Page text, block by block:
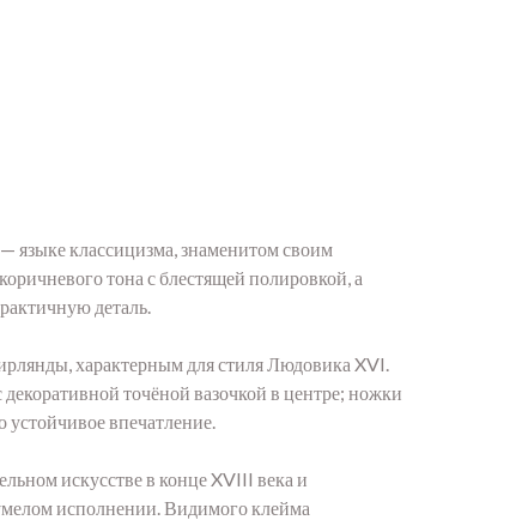
— языке классицизма, знаменитом своим
тона с блестящей полировкой, а
деталь.
характерным для стиля Людовика XVI.
точёной вазочкой в центре; ножки
устойчивое впечатление.
искусстве в конце XVIII века и
исполнении. Видимого клейма